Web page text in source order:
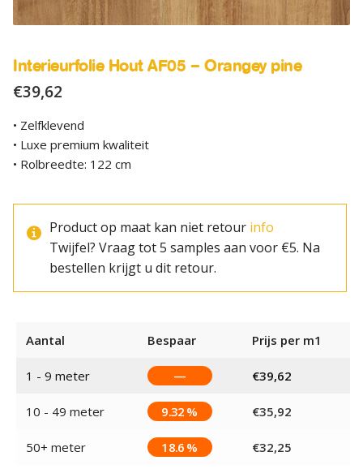
Interieurfolie Hout AF05 – Orangey pine
€39,62
• Zelfklevend
• Luxe premium kwaliteit
• Rolbreedte: 122 cm
Product op maat kan niet retour info
Twijfel? Vraag tot 5 samples aan voor €5. Na
bestellen krijgt u dit retour.
Aantal Bespaar Prijs per m1
1 - 9 meter — €39,62
10 - 49 meter 9.32 % €35,92
50+ meter 18.6 % €32,25